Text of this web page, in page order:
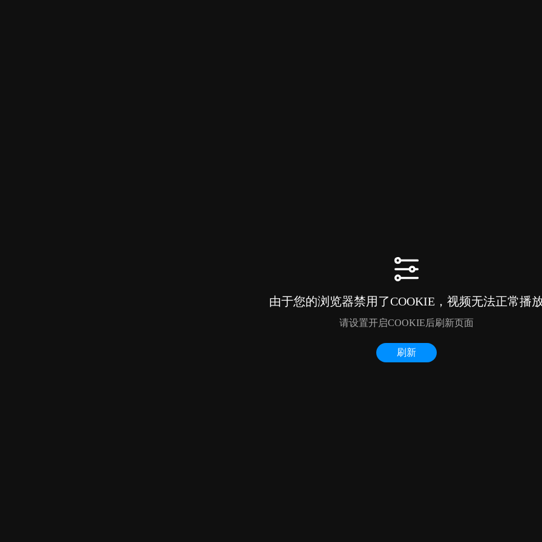
由于您的浏览器禁用了COOKIE，视频无法正常播
请设置开启COOKIE后刷新页面
刷新